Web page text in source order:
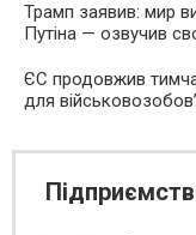
Трамп заявив: мир
Путіна — озвучив
ЄС продовжив
для